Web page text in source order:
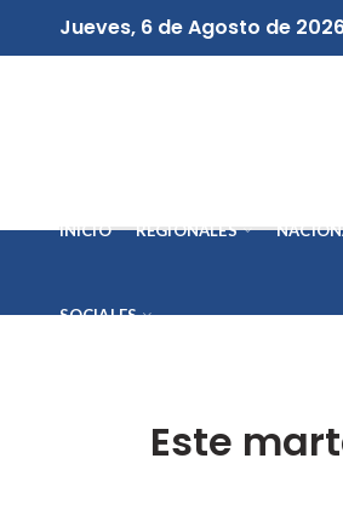
Jueves, 6 de Agosto de
INICIO REGIONALES
SOCIALES
Este